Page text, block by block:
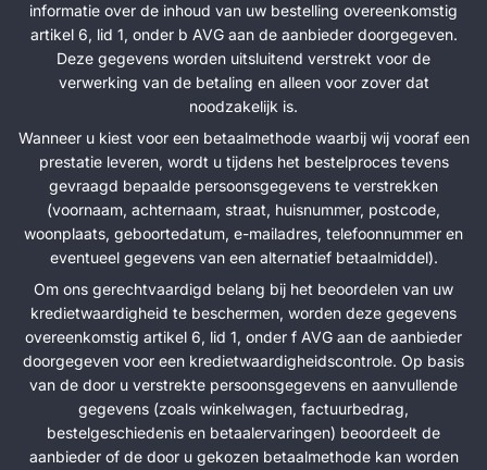
informatie over de inhoud van uw bestelling overeenkomstig
artikel 6, lid 1, onder b AVG aan de aanbieder doorgegeven.
Deze gegevens worden uitsluitend verstrekt voor de
verwerking van de betaling en alleen voor zover dat
noodzakelijk is.
Wanneer u kiest voor een betaalmethode waarbij wij vooraf een
prestatie leveren, wordt u tijdens het bestelproces tevens
gevraagd bepaalde persoonsgegevens te verstrekken
(voornaam, achternaam, straat, huisnummer, postcode,
woonplaats, geboortedatum, e-mailadres, telefoonnummer en
eventueel gegevens van een alternatief betaalmiddel).
Om ons gerechtvaardigd belang bij het beoordelen van uw
kredietwaardigheid te beschermen, worden deze gegevens
overeenkomstig artikel 6, lid 1, onder f AVG aan de aanbieder
doorgegeven voor een kredietwaardigheidscontrole. Op basis
van de door u verstrekte persoonsgegevens en aanvullende
gegevens (zoals winkelwagen, factuurbedrag,
bestelgeschiedenis en betaalervaringen) beoordeelt de
aanbieder of de door u gekozen betaalmethode kan worden